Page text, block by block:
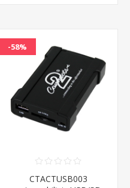
-58%
CTACTUSB003